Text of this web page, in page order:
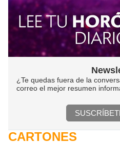
¿Te quedas fuera de la
correo el mejor resumen
CARTONES